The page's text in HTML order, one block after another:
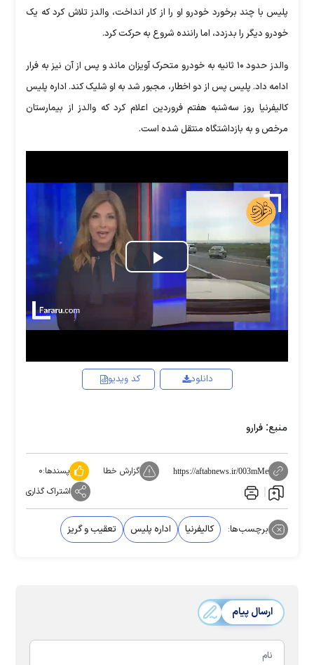
پلیس با چند برخورد خودرو او را از کار انداخت، والدز تلاش کرد که یک
خودرو دیگر را بدزدد، اما راننده شروع به حرکت کرد.
والدز حدود ۱۰ ثانیه به خودرو متحرک آویزان ماند و پس از آن نیز به فرار
ادامه داد. پلیس پس از دو اخطار، مجبور شد به او شلیک کند. اداره پلیس
کالیفرنیا روز سه‌شنبه هفتم فروردین اعلام کرد که والدز از بیمارستان
مرخص و به بازداشتگاه منتقل شده است.
Play
Video
کد ویدیو دانلود
منبع: فرارو
https://aftabnews.ir/003mMe گزارش خطا پسندها:۰
اشتراک گذاری
برچسب‌ها: کالیفرنیا اداره پلیس تعقیب و گریز
ارسال پیام